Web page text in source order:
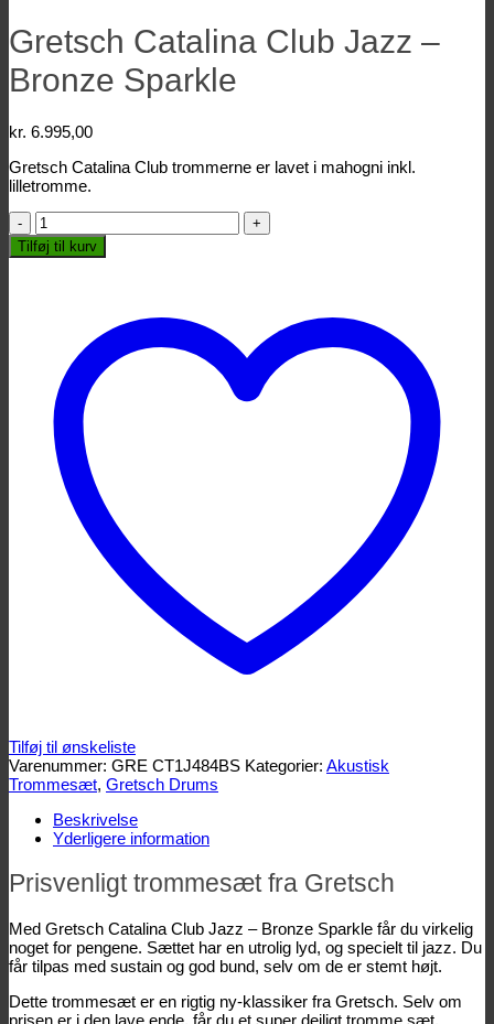
Gretsch Catalina Club Jazz –
Bronze Sparkle
kr. 6.995,00
Gretsch Catalina Club trommerne er lavet i mahogni inkl.
lilletromme.
Gretsch
Catalina
Club
Tilføj til kurv
Tilføj til ønskeliste
Varenummer: GRE CT1J484BS Kategorier: Akustisk
Trommesæt, Gretsch Drums
Beskrivelse
Yderligere information
Prisvenligt trommesæt fra Gretsch
Med Gretsch Catalina Club Jazz – Bronze Sparkle får du virkelig
noget for pengene. Sættet har en utrolig lyd, og specielt til jazz. Du
får tilpas med sustain og god bund, selv om de er stemt højt.
Dette trommesæt er en rigtig ny-klassiker fra Gretsch. Selv om